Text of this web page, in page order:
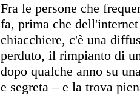
Fra le persone che
fa, prima che
chiacchiere, c'è una
perduto, il rimpianto di
dopo qualche anno su
e segreta – e la trova